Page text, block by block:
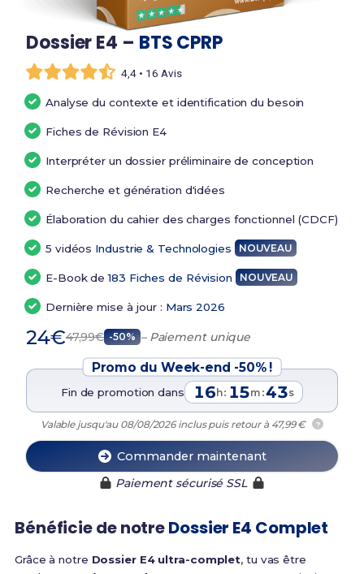
Dossier E4 – BTS CPRP
4,4 • 16 Avis
Analyse du contexte et identification du besoin
Fiches de Révision E4
Interpréter un dossier préliminaire de conception
Recherche et génération d'idées
Élaboration du cahier des charges fonctionnel (CDCF)
5 vidéos Industrie & Technologies NOUVEAU
E-Book de183 Fiches de Révision NOUVEAU
Dernière mise à jour : Mars 2026
24€47,99€ -50% – Paiement unique
Promo du Week-end -50% !
Fin de promotion dans 16 h: 15m :42s
Valable jusqu'au 08/08/2026 inclus puis retour à 47,99 € ?
Commander maintenant
Paiement sécurisé SSL
Bénéficie de notreDossier E4 Complet
Grâce à notre Dossier E4 ultra-complet, tu vas être